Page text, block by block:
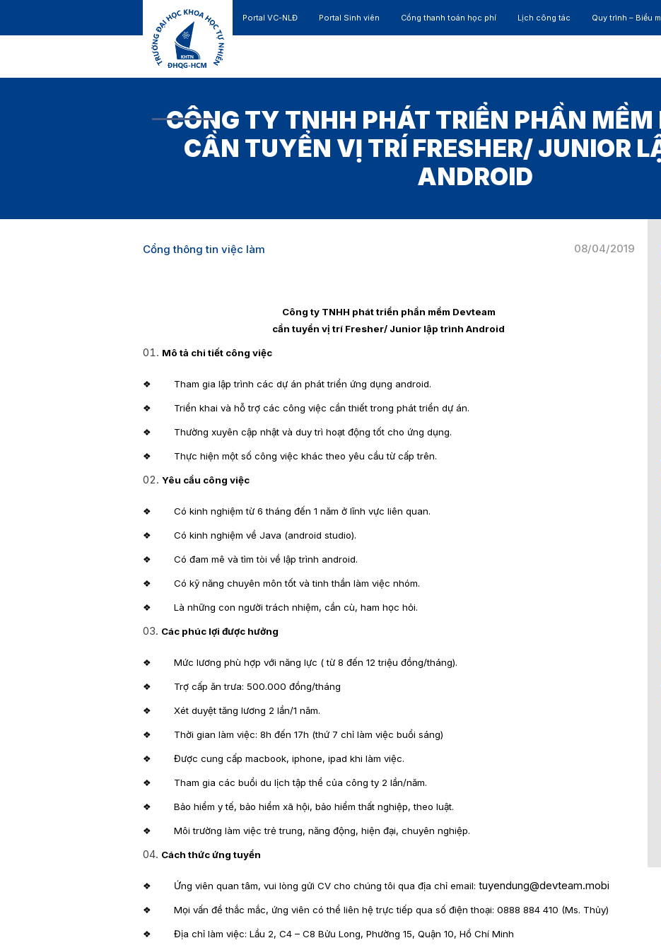
Portal VC-NLĐ Portal Sinh viên Cổng thanh toán học phí Lịch công tác Quy trình – Biểu
CÔNG TY TNHH PHÁT TRIỂN PHẦN
CẦN TUYỂN VỊ TRÍ FRESHER/ JUNIOR
ANDROID
08/04/2019
Cổng thông tin việc làm
Công ty TNHH phát triển phần mềm Devteam
cần tuyển vị trí Fresher/ Junior lập trình Android
Mô tả chi tiết công việc
❖ Tham gia lập trình các dự án phát triển ứng dụng android.
❖ Triển khai và hỗ trợ các công việc cần thiết trong phát triển dự án.
❖ Thường xuyên cập nhật và duy trì hoạt động tốt cho ứng dụng.
❖ Thực hiện một số công việc khác theo yêu cầu từ cấp trên.
Yêu cầu công việc
❖ Có kinh nghiệm từ 6 tháng đến 1 năm ở lĩnh vực liên quan.
❖ Có kinh nghiệm về Java (android studio).
❖ Có đam mê và tìm tòi về lập trình android.
❖ Có kỹ năng chuyên môn tốt và tinh thần làm việc nhóm.
❖ Là những con người trách nhiệm, cần cù, ham học hỏi.
Các phúc lợi được hưởng
❖ Mức lương phù hợp với năng lực ( từ 8 đến 12 triệu đồng/tháng).
❖ Trợ cấp ăn trưa: 500.000 đồng/tháng
❖ Xét duyệt tăng lương 2 lần/1 năm.
❖ Thời gian làm việc: 8h đến 17h (thứ 7 chỉ làm việc buổi sáng)
❖ Được cung cấp macbook, iphone, ipad khi làm việc.
❖ Tham gia các buổi du lịch tập thể của công ty 2 lần/năm.
❖ Bảo hiểm y tế, bảo hiểm xã hội, bảo hiểm thất nghiệp, theo luật.
❖ Môi trường làm việc trẻ trung, năng động, hiện đại, chuyên nghiệp.
Cách thức ứng tuyển
❖ Ứng viên quan tâm, vui lòng gửi CV cho chúng tôi qua địa chỉ email: tuyendung@devteam.mobi
❖ Mọi vấn đề thắc mắc, ứng viên có thể liên hệ trực tiếp qua số điện thoại: 0888 884 410 (Ms. Thủy)
❖ Địa chỉ làm việc: Lầu 2, C4 – C8 Bửu Long, Phường 15, Quận 10, Hồ Chí Minh